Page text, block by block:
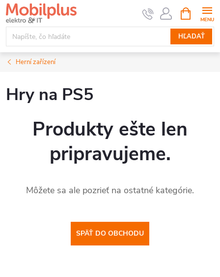
Prejsť
na
obsah
HĽADAŤ
KOŠÍK
Herní zařízení
Hry na PS5
Produkty ešte len
pripravujeme.
Môžete sa ale pozrieť na ostatné kategórie.
SPÄŤ DO OBCHODU